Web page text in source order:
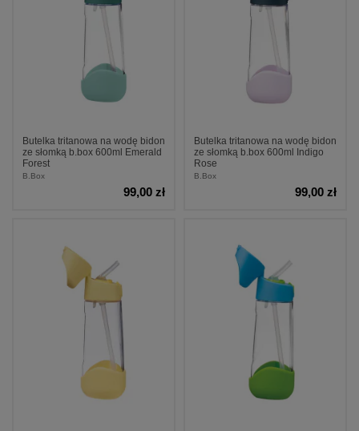
Butelka tritanowa na wodę bidon
ze słomką b.box 600ml Emerald
Forest
B.Box
99,00 zł
Butelka tritanowa na wodę bidon
ze słomką b.box 600ml Indigo
Rose
B.Box
99,00 zł